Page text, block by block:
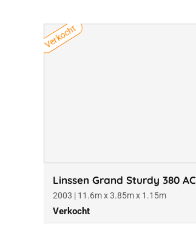
Verkocht
Linssen Grand Sturdy 380 AC
2003 | 11.6m x 3.85m x 1.15m
Verkocht